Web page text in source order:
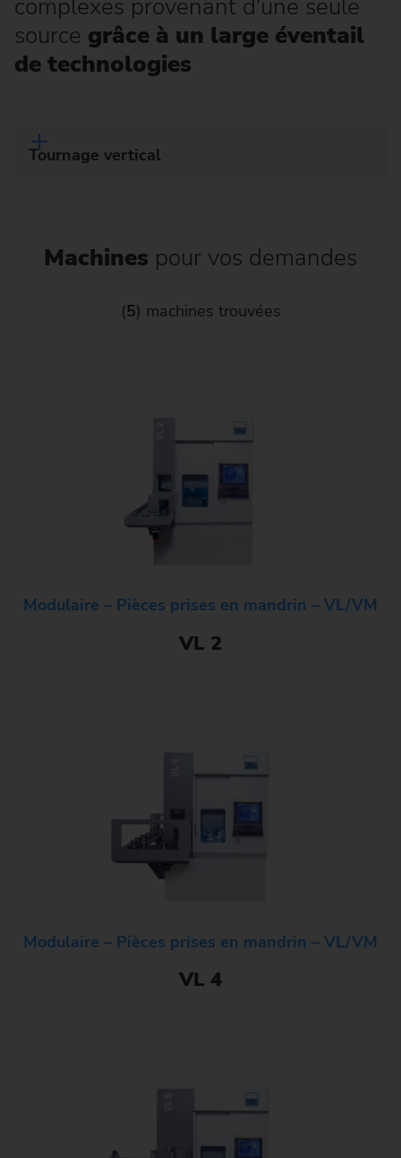
complexes provenant d'une seule
source grâce à un large éventail
de technologies
Tournage vertical
Machines pour vos demandes
(5) machines trouvées
Modulaire – Pièces prises en mandrin – VL/VM
VL 2
Modulaire – Pièces prises en mandrin – VL/VM
VL 4